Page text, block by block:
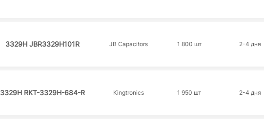
3329H JBR3329H101R JB Capacitors 1 800 шт 2-4 дня
3329H RKT-3329H-684-R Kingtronics 1 950 шт 2-4 дня